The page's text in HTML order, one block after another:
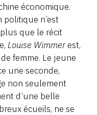
économique.
n’est
que le récit
Louise Wimmerest,
femme. Le jeune
une seconde,
non seulement
d’une belle
écueils, ne se